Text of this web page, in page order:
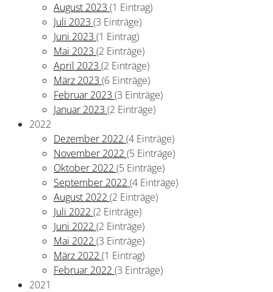
August 2023 (1 Eintrag)
Juli 2023 (3 Einträge)
Juni 2023 (1 Eintrag)
Mai 2023 (2 Einträge)
April 2023 (2 Einträge)
März 2023 (6 Einträge)
Februar 2023 (3 Einträge)
Januar 2023 (2 Einträge)
2022
Dezember 2022 (4 Einträge)
November 2022 (5 Einträge)
Oktober 2022 (5 Einträge)
September 2022 (4 Einträge)
August 2022 (2 Einträge)
Juli 2022 (2 Einträge)
Juni 2022 (2 Einträge)
Mai 2022 (3 Einträge)
März 2022 (1 Eintrag)
Februar 2022 (3 Einträge)
2021